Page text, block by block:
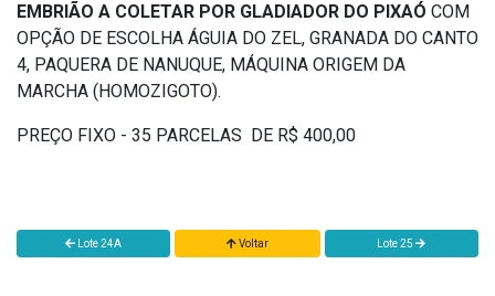
EMBRIÃO A COLETAR POR GLADIADOR DO PIXAÓ COM
OPÇÃO DE ESCOLHA ÁGUIA DO ZEL, GRANADA DO CANTO
4, PAQUERA DE NANUQUE, MÁQUINA ORIGEM DA
MARCHA (HOMOZIGOTO).
PREÇO FIXO - 35 PARCELAS DE R$ 400,00
Lote 24A Voltar Lote 25